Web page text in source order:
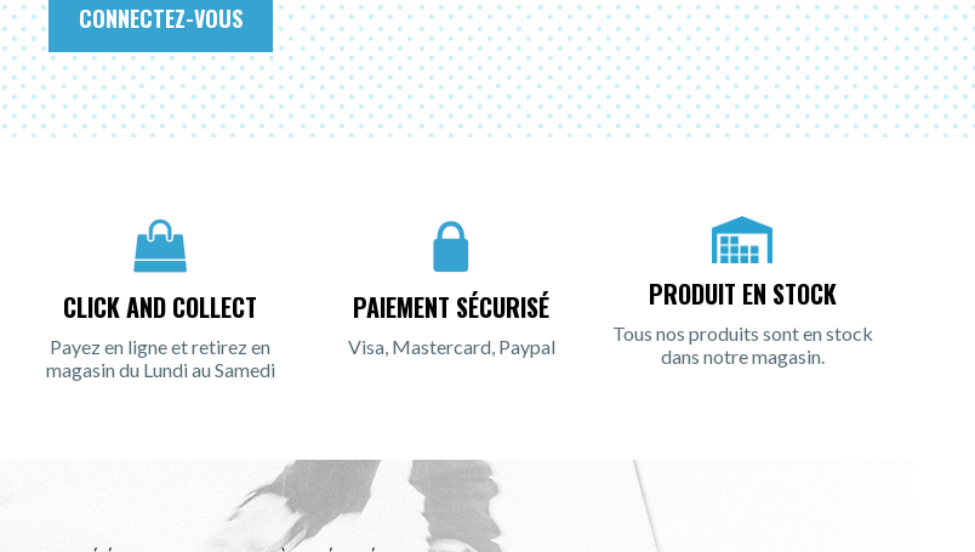
CONNECTEZ-VOUS
CLICK AND COLLECT
Payez en ligne et retirez en
magasin du Lundi au Samedi
PAIEMENT SÉCURISÉ
Visa, Mastercard, Paypal
PRODUIT EN STOCK
Tous nos produits sont en stock
dans notre magasin.